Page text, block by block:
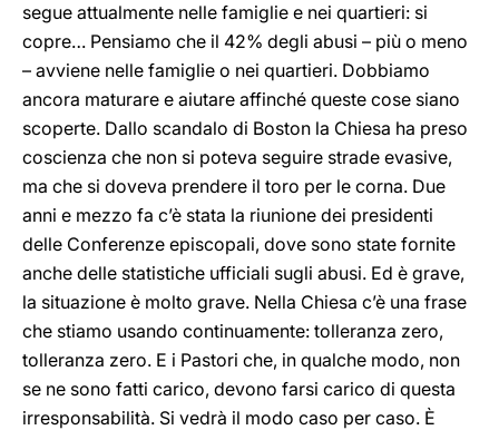
segue attualmente nelle famiglie e nei quartieri: si
copre… Pensiamo che il 42% degli abusi – più o meno
– avviene nelle famiglie o nei quartieri. Dobbiamo
ancora maturare e aiutare affinché queste cose siano
scoperte. Dallo scandalo di Boston la Chiesa ha preso
coscienza che non si poteva seguire strade evasive,
ma che si doveva prendere il toro per le corna. Due
anni e mezzo fa c’è stata la riunione dei presidenti
delle Conferenze episcopali, dove sono state fornite
anche delle statistiche ufficiali sugli abusi. Ed è grave,
la situazione è molto grave. Nella Chiesa c’è una frase
che stiamo usando continuamente: tolleranza zero,
tolleranza zero. E i Pastori che, in qualche modo, non
se ne sono fatti carico, devono farsi carico di questa
irresponsabilità. Si vedrà il modo caso per caso. È